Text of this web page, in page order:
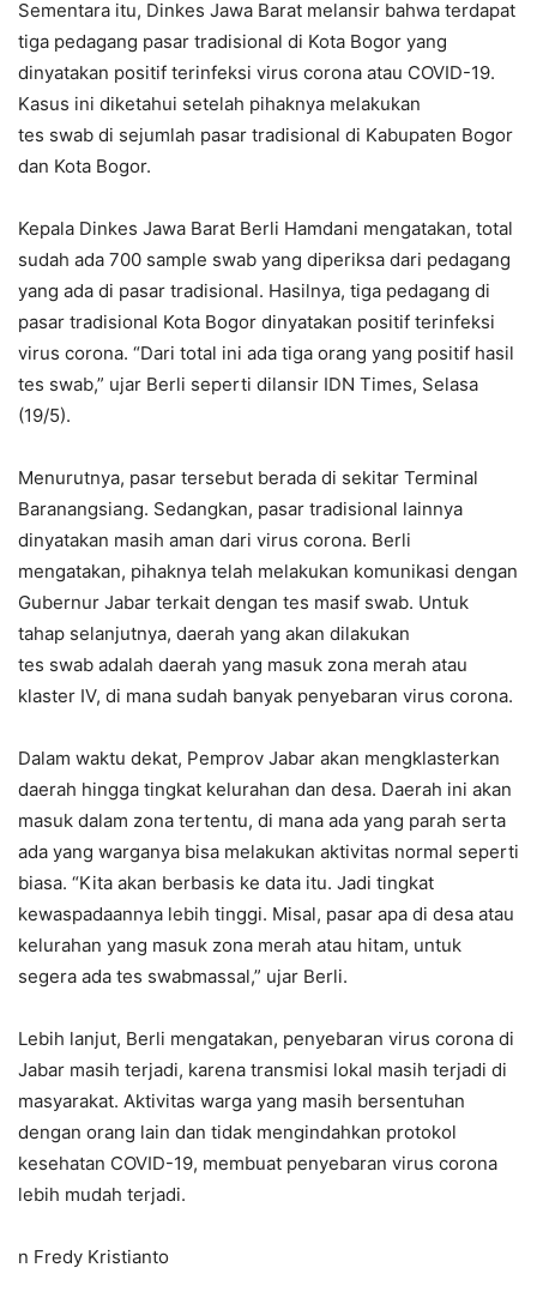
Sementara itu, Dinkes Jawa Barat melansir bahwa terdapat
tiga pedagang pasar tradisional di Kota Bogor yang
dinyatakan positif terinfeksi virus corona atau COVID-19.
Kasus ini diketahui setelah pihaknya melakukan
tes swab di sejumlah pasar tradisional di Kabupaten Bogor
dan Kota Bogor.
Kepala Dinkes Jawa Barat Berli Hamdani mengatakan, total
sudah ada 700 sample swab yang diperiksa dari pedagang
yang ada di pasar tradisional. Hasilnya, tiga pedagang di
pasar tradisional Kota Bogor dinyatakan positif terinfeksi
virus corona. “Dari total ini ada tiga orang yang positif hasil
tes swab,” ujar Berli seperti dilansir IDN Times, Selasa
(19/5).
Menurutnya, pasar tersebut berada di sekitar Terminal
Baranangsiang. Sedangkan, pasar tradisional lainnya
dinyatakan masih aman dari virus corona. Berli
mengatakan, pihaknya telah melakukan komunikasi dengan
Gubernur Jabar terkait dengan tes masif swab. Untuk
tahap selanjutnya, daerah yang akan dilakukan
tes swab adalah daerah yang masuk zona merah atau
klaster IV, di mana sudah banyak penyebaran virus corona.
Dalam waktu dekat, Pemprov Jabar akan mengklasterkan
daerah hingga tingkat kelurahan dan desa. Daerah ini akan
masuk dalam zona tertentu, di mana ada yang parah serta
ada yang warganya bisa melakukan aktivitas normal seperti
biasa. “Kita akan berbasis ke data itu. Jadi tingkat
kewaspadaannya lebih tinggi. Misal, pasar apa di desa atau
kelurahan yang masuk zona merah atau hitam, untuk
segera ada tes swabmassal,” ujar Berli.
Lebih lanjut, Berli mengatakan, penyebaran virus corona di
Jabar masih terjadi, karena transmisi lokal masih terjadi di
masyarakat. Aktivitas warga yang masih bersentuhan
dengan orang lain dan tidak mengindahkan protokol
kesehatan COVID-19, membuat penyebaran virus corona
lebih mudah terjadi.
n Fredy Kristianto